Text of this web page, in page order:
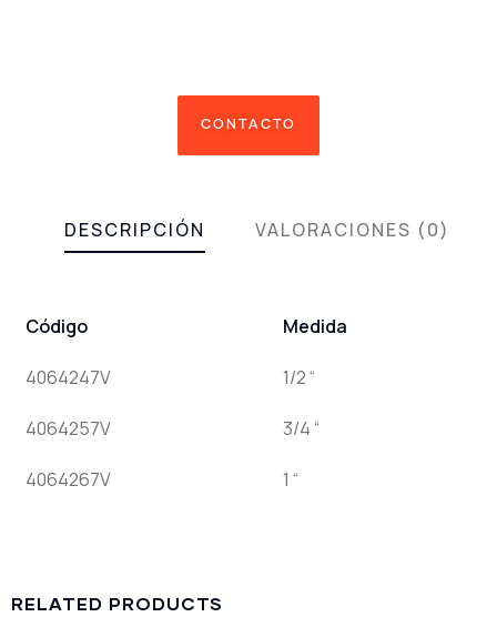
CONTACTO
DESCRIPCIÓN VALORACIONES (0)
Código Medida
4064247V 1/2 “
4064257V 3/4 “
4064267V 1 “
RELATED PRODUCTS